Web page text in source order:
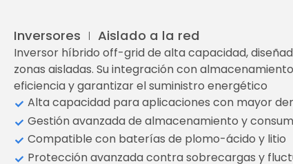
Inversores Aislado a la red
Inversor híbrido off-grid de alta capacidad,
zonas aisladas. Su integración con
eficiencia y garantizar el suministro energético
Alta capacidad para aplicaciones con mayor
Gestión avanzada de almacenamiento y
Compatible con baterías de plomo-ácido y litio
Protección avanzada contra sobrecargas y